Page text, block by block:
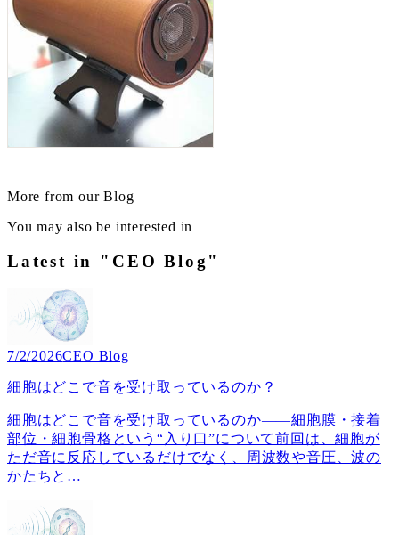
More from our Blog
You may also be interested in
Latest in "CEO Blog"
7/2/2026CEO Blog
細胞はどこで音を受け取っているのか？
細胞はどこで音を受け取っているのか――細胞膜・接着
部位・細胞骨格という“入り口”について前回は、細胞が
ただ音に反応しているだけでなく、周波数や音圧、波の
かたちと …